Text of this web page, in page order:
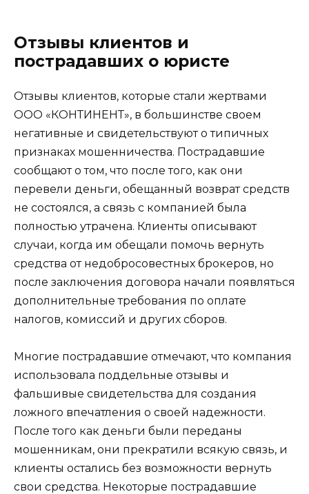
Отзывы клиентов и
пострадавших о юристе
Отзывы клиентов, которые стали жертвами
ООО «КОНТИНЕНТ», в большинстве своем
негативные и свидетельствуют о типичных
признаках мошенничества. Пострадавшие
сообщают о том, что после того, как они
перевели деньги, обещанный возврат средств
не состоялся, а связь с компанией была
полностью утрачена. Клиенты описывают
случаи, когда им обещали помочь вернуть
средства от недобросовестных брокеров, но
после заключения договора начали появляться
дополнительные требования по оплате
налогов, комиссий и других сборов.
Многие пострадавшие отмечают, что компания
использовала поддельные отзывы и
фальшивые свидетельства для создания
ложного впечатления о своей надежности.
После того как деньги были переданы
мошенникам, они прекратили всякую связь, и
клиенты остались без возможности вернуть
свои средства. Некоторые пострадавшие